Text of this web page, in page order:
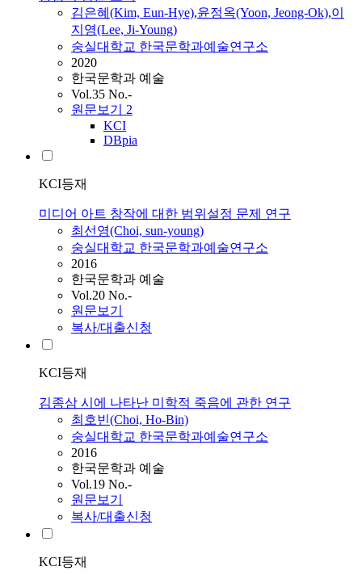
김은혜(Kim, Eun-Hye),윤정옥(Yoon, Jeong-Ok),이
지영(Lee, Ji-Young)
숭실대학교 한국문학과예술연구소
2020
한국문학과 예술
Vol.35 No.-
원문보기 2
KCI
DBpia
KCI등재
미디어 아트 창작에 대한 범위설정 문제 연구
최선영(Choi, sun-young)
숭실대학교 한국문학과예술연구소
2016
한국문학과 예술
Vol.20 No.-
원문보기
복사/대출신청
KCI등재
김종삼 시에 나타난 미학적 죽음에 관한 연구
최호빈(Choi, Ho-Bin)
숭실대학교 한국문학과예술연구소
2016
한국문학과 예술
Vol.19 No.-
원문보기
복사/대출신청
KCI등재